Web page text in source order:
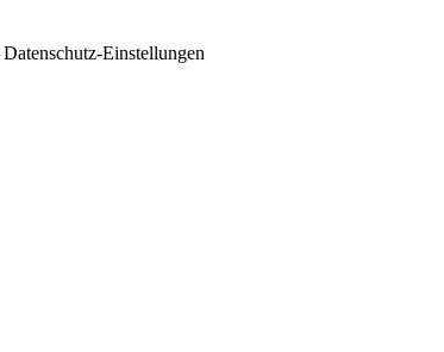
Datenschutz-Einstellungen